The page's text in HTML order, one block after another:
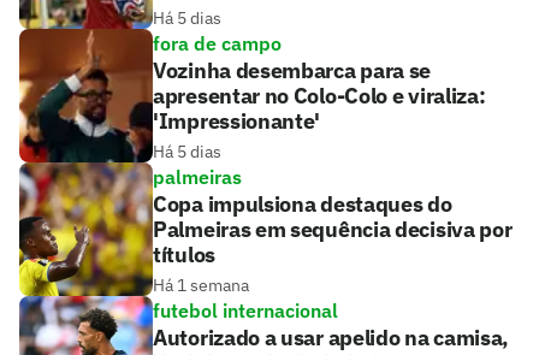
Há 5 dias
fora de campo
Vozinha desembarca para se
apresentar no Colo-Colo e viraliza:
'Impressionante'
Há 5 dias
palmeiras
Copa impulsiona destaques do
Palmeiras em sequência decisiva por
títulos
Há 1 semana
futebol internacional
Autorizado a usar apelido na camisa,